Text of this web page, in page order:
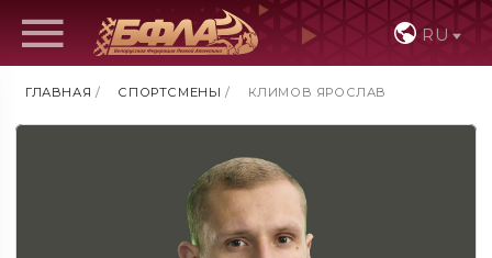
RU
ГЛАВНАЯ / СПОРТСМЕНЫ / КЛИМОВ ЯРОСЛАВ